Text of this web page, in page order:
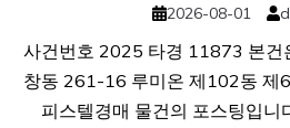
2026-08-01
사건번호 2025 타경 11873 본건
창동 261-16 루미온 제102동 제
피스텔경매 물건의 포스팅입니